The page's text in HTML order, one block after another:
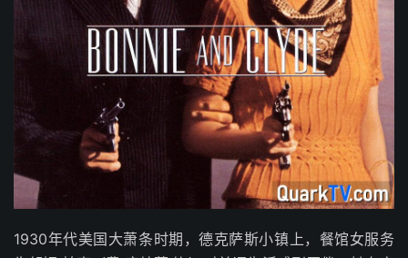
1930年代美国大萧条时期，德克萨斯小镇上，餐馆女服务